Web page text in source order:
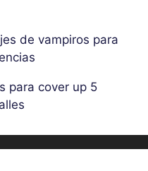
de vampiros para
para cover up 5